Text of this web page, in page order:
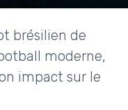
brésilien de
moderne,
impact sur le